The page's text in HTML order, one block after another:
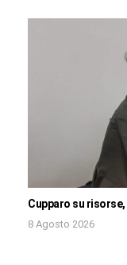
Cupparo su
8 Agosto 2026